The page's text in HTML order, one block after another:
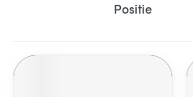
Sorteer op: